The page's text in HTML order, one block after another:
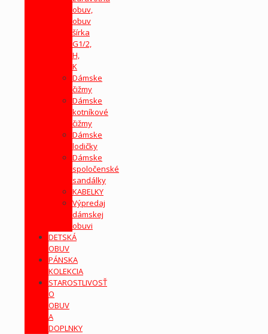
obuv,
obuv
šírka
G1/2,
H,
K
Dámske
čižmy
Dámske
kotníkové
čižmy
Dámske
lodičky
Dámske
spoločenské
sandálky
KABELKY
Výpredaj
dámskej
obuvi
DETSKÁ
OBUV
PÁNSKA
KOLEKCIA
STAROSTLIVOSŤ
O
OBUV
A
DOPLNKY